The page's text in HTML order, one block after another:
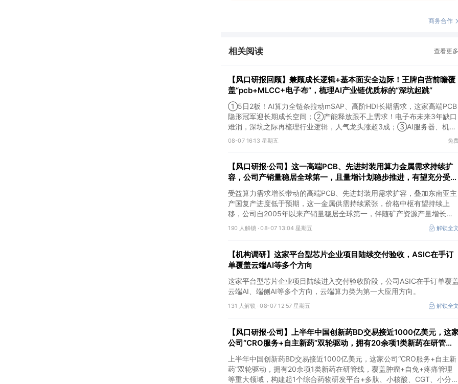
商务合作
相关阅读 查看更多
【风口研报回顾】兼顾成长逻辑+基本面安全边际！王牌自营前瞻覆
盖“pcb+MLCC+电子布”，梳理AI产业链优质标的“深坑起跳”
①5日2板！AI算力全链条拉动mSAP、高阶HDI长期需求，这家高端PCB
隐形冠军迎长期成长空间；②产能释放跟不上需求！电子布未来3年缺口
难消，深坑之际再梳理行业逻辑，人气龙头涨超3成；③AI服务器、机器
人带动MLCC景气周期持续！这家公司扩产、涨价预期暂未被市场定价，
08-07 16:13 星期五 免
【风口研报·公司】这一高端PCB、先进封装用算力金属需求持续扩
容，公司产销量稳居全球第一，且量增计划稳步推进，有望充分受益
价格上行
受益算力需求增长带动的高端PCB、先进封装用需求扩容，叠加东南亚主
产国复产进度低于预期，这一金属供需持续紧张，价格中枢有望持续上
移，公司自2005年以来产销量稳居全球第一，伴随矿产资源产量增长与
冶炼产能整合并举，公司市占率有望进一步提升，同时有望充分受益金属
价格上行。
190 人解锁 ·08-07 13:04 星期五 解锁全文
【机构调研】这家平台型芯片企业项目陆续交付验收，ASIC在手订
单覆盖云端AI等多个方向
这家平台型芯片企业项目陆续进入交付验收阶段，公司ASIC在手订单覆盖
云端AI、端侧AI等多个方向，云端算力类为第一大应用方向。
131 人解锁 ·08-07 12:57 星期五 解锁全文
【风口研报·公司】上半年中国创新药BD交易接近1000亿美元，这
公司“CRO服务+自主新药”双轮驱动，拥有20余项1类新药在研管
线，覆盖肿瘤+自免+疼痛管理等重大领域
上半年中国创新药BD交易接近1000亿美元，这家公司“CRO服务+自主新
药”双轮驱动，拥有20余项1类新药在研管线，覆盖肿瘤+自免+疼痛管理
等重大领域，构建起1个综合药物研发平台+多肽、小核酸、CGT、小分子